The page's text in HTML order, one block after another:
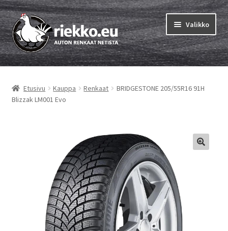
Siirry
navigointiin
Siirry
sisältöön
Valikko
Etusivu
Vinkit & ohjeet
Rengastestit
Etusivu Kauppa Renkaat
BRIDGESTONE 205/55R16 91H
Blizzak LM001 Evo